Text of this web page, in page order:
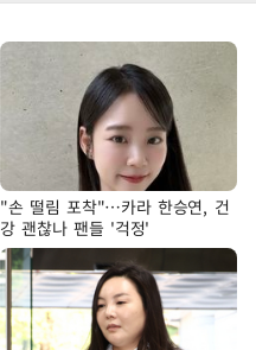
"손 떨림 포착"…카라 한승연, 건
강 괜찮나 팬들 '걱정'